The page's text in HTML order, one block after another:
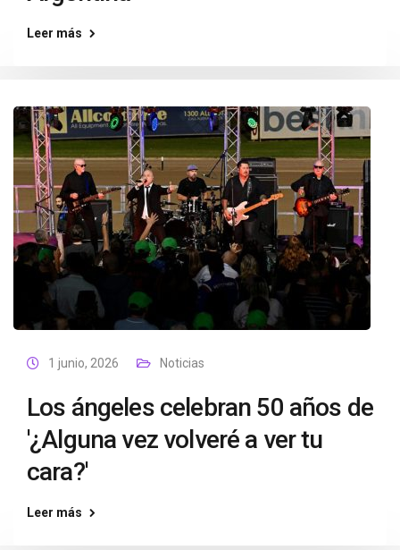
Leer más
1 junio, 2026 Noticias
Los ángeles celebran 50 años de
'¿Alguna vez volveré a ver tu
cara?'
Leer más